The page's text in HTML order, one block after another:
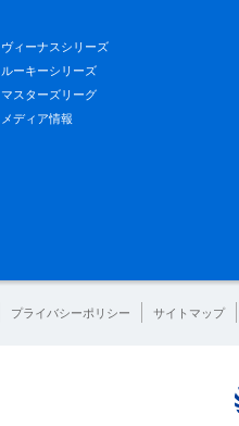
ヴィーナスシリーズ
ルーキーシリーズ
マスターズリーグ
メディア情報
プライバシーポリシー サイトマップ